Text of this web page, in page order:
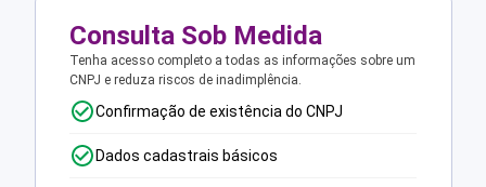
Consulta Sob Medida
Tenha acesso completo a todas as informações sobre um
CNPJ e reduza riscos de inadimplência.
Confirmação de existência do CNPJ
Dados cadastrais básicos